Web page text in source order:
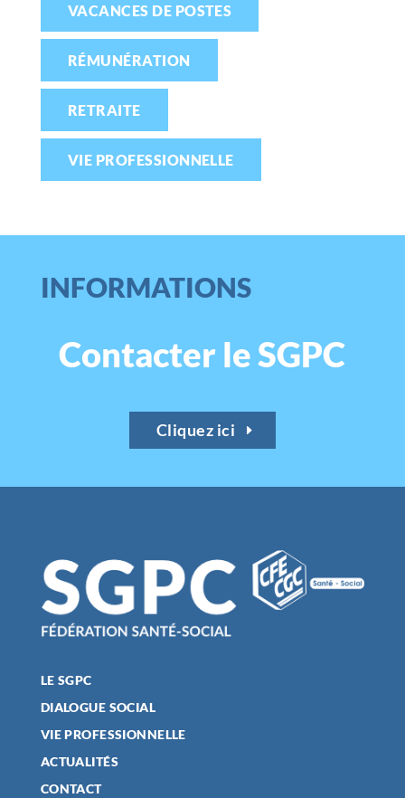
VACANCES DE POSTES
RÉMUNÉRATION
RETRAITE
VIE PROFESSIONNELLE
INFORMATIONS
Contacter le SGPC
Cliquez ici
LE SGPC
DIALOGUE SOCIAL
VIE PROFESSIONNELLE
ACTUALITÉS
CONTACT